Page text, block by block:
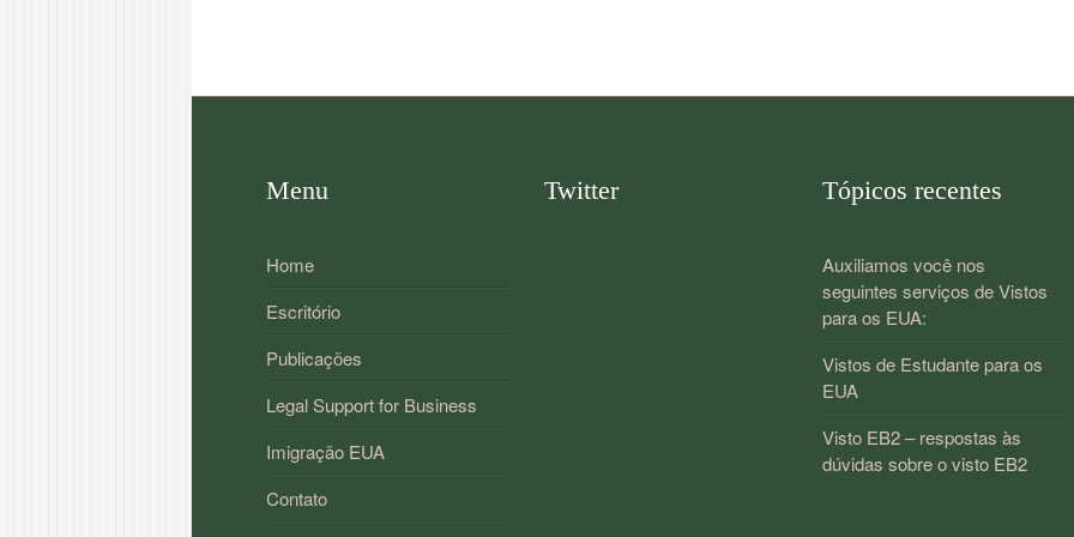
Menu
Home
Escritório
Publicações
Legal Support for Business
Imigração EUA
Contato
Twitter Tópicos recentes
Auxiliamos você nos
seguintes serviços de Vistos
para os EUA:
Vistos de Estudante para os
EUA
Visto EB2 – respostas às
dúvidas sobre o visto EB2